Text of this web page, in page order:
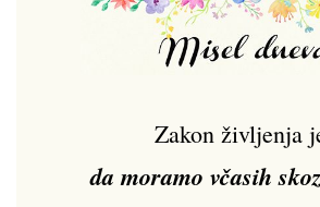
Zakon življenja
da moramo včasih